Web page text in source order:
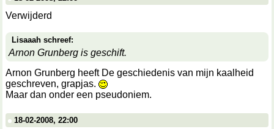
Verwijderd
Lisaaah schreef:
Arnon Grunberg is geschift.
Arnon Grunberg heeft De geschiedenis van mijn kaalheid
geschreven, grapjas.
Maar dan onder een pseudoniem.
18-02-2008, 22:00